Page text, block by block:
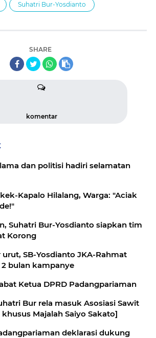
Suhatri Bur-Yosdianto
SHARE
komentar
dan politisi hadiri selamatan
Kapalo Hilalang, Warga: "Aciak
Suhatri Bur-Yosdianto siapkan tim
Korong
SB-Yosdianto JKA-Rahmat
bulan kampanye
Ketua DPRD Padangpariaman
Bur rela masuk Asosiasi Sawit
Majalah Saiyo Sakato]
deklarasi dukung